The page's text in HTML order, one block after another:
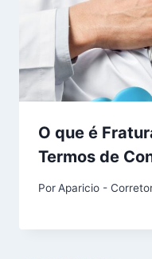
O que é
Termos de
PorAparicio -